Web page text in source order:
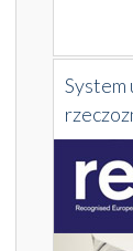
System